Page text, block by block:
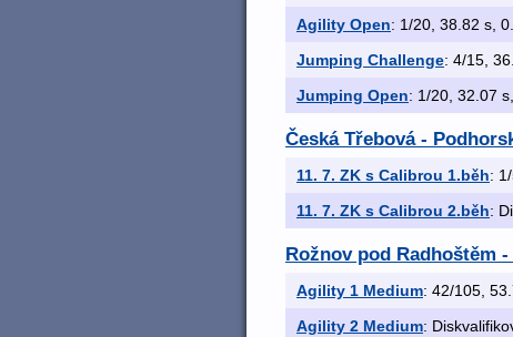
Agility Open: 1/20, 38.82 s,
Jumping Challenge: 4/15,
Jumping Open: 1/20, 32.07
Česká Třebová -
11. 7. ZK s Calibrou 1.běh:
11. 7. ZK s Calibrou 2.běh:
Rožnov pod Radhoštěm -
Agility 1 Medium: 42/105,
Agility 2 Medium: